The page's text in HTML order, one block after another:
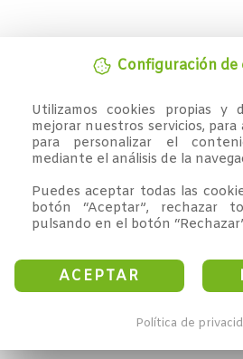
Configuración de
Utilizamos cookies propias y
mejorar nuestros servicios, para
para personalizar el
mediante el análisis de la
Puedes aceptar todas las
botón “Aceptar”, rechazar
pulsando en el botón
ACEPTAR
Política de